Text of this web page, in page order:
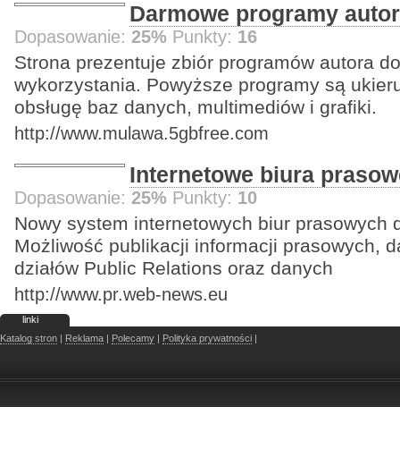
Darmowe programy
Dopasowanie: 25% Punkty: 16
Strona prezentuje zbiór programów autora
wykorzystania. Powyższe programy są
obsługę baz danych, multimediów i grafiki.
http://www.mulawa.5gbfree.com
Internetowe biura
Dopasowanie: 25% Punkty: 10
Nowy system internetowych biur prasowych
Możliwość publikacji informacji prasowych,
działów Public Relations oraz danych
http://www.pr.web-news.eu
linki
Katalog stron | Reklama | Polecamy | Polityka prywatności |